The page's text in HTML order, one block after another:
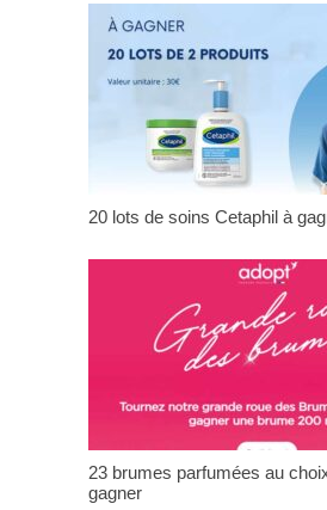
20 lots de soins Cetaphil à
23 brumes parfumées au
gagner